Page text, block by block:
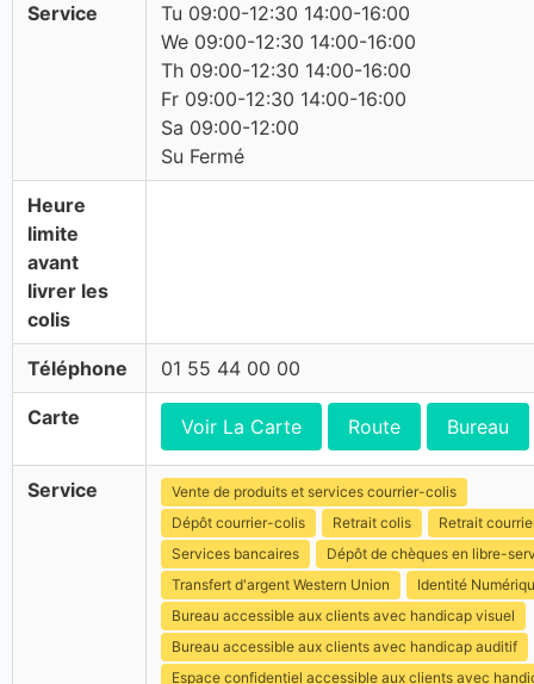
Service
Tu 09:00-12:30 14:00-16:00
We 09:00-12:30 14:00-16:00
Th 09:00-12:30 14:00-16:00
Fr 09:00-12:30 14:00-16:00
Sa 09:00-12:00
Su Fermé
Heure
limite
avant
livrer les
colis
Téléphone 01 55 44 00 00
Carte Voir La Carte Route Bureau
Service
Vente de produits et services courrier-colis
Dépôt courrier-colis
Retrait colis
Retrait
Services bancaires
Dépôt de chèques en libre-
Transfert d'argent Western Union
Identité
Bureau accessible aux clients avec handicap visuel
Bureau accessible aux clients avec handicap auditif
Espace confidentiel accessible aux clients avec